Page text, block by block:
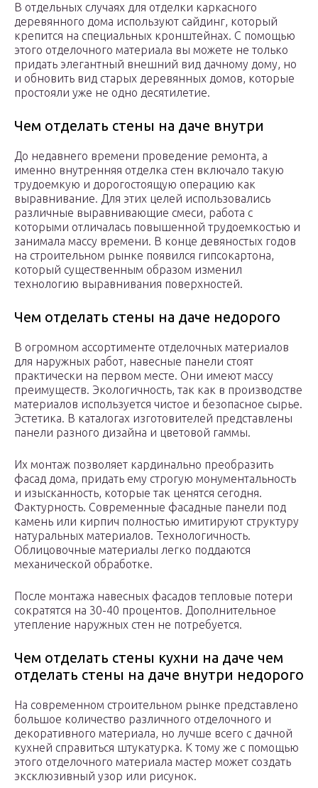
В отдельных случаях для отделки каркасного
деревянного дома используют сайдинг, который
крепится на специальных кронштейнах. С помощью
этого отделочного материала вы можете не только
придать элегантный внешний вид дачному дому, но
и обновить вид старых деревянных домов, которые
простояли уже не одно десятилетие.
Чем отделать стены на даче внутри
До недавнего времени проведение ремонта, а
именно внутренняя отделка стен включало такую
трудоемкую и дорогостоящую операцию как
выравнивание. Для этих целей использовались
различные выравнивающие смеси, работа с
которыми отличалась повышенной трудоемкостью и
занимала массу времени. В конце девяностых годов
на строительном рынке появился гипсокартона,
который существенным образом изменил
технологию выравнивания поверхностей.
Чем отделать стены на даче недорого
В огромном ассортименте отделочных материалов
для наружных работ, навесные панели стоят
практически на первом месте. Они имеют массу
преимуществ. Экологичность, так как в производстве
материалов используется чистое и безопасное сырье.
Эстетика. В каталогах изготовителей представлены
панели разного дизайна и цветовой гаммы.
Их монтаж позволяет кардинально преобразить
фасад дома, придать ему строгую монументальность
и изысканность, которые так ценятся сегодня.
Фактурность. Современные фасадные панели под
камень или кирпич полностью имитируют структуру
натуральных материалов. Технологичность.
Облицовочные материалы легко поддаются
механической обработке.
После монтажа навесных фасадов тепловые потери
сократятся на 30-40 процентов. Дополнительное
утепление наружных стен не потребуется.
Чем отделать стены кухни на даче чем
отделать стены на даче внутри недорого
На современном строительном рынке представлено
большое количество различного отделочного и
декоративного материала, но лучше всего с дачной
кухней справиться штукатурка. К тому же с помощью
этого отделочного материала мастер может создать
эксклюзивный узор или рисунок.